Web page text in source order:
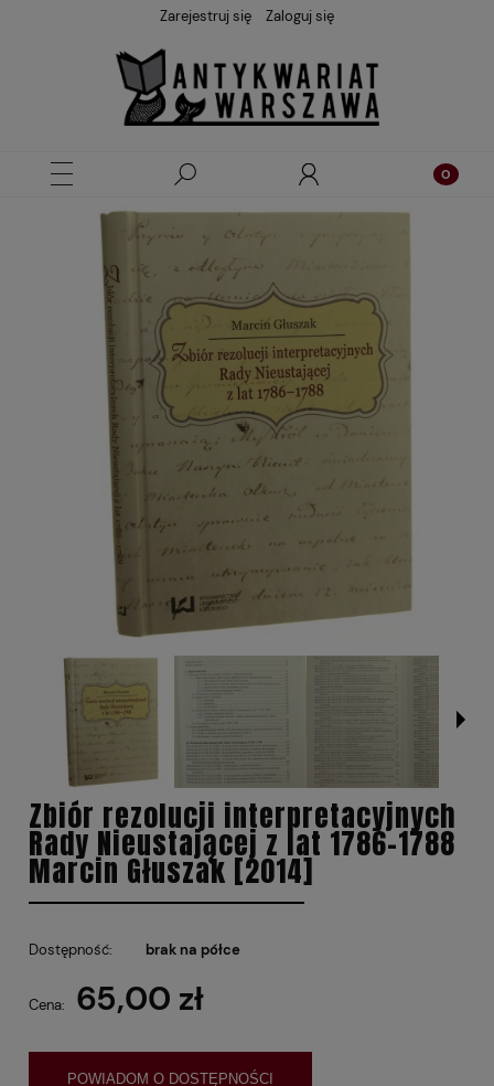
Zarejestruj się Zaloguj się
Zbiór rezolucji interpretacyjnych
Rady Nieustającej z lat 1786-1788
Marcin Głuszak [2014]
Dostępność: brak na półce
Cena: 65,00 zł
POWIADOM O DOSTĘPNOŚCI